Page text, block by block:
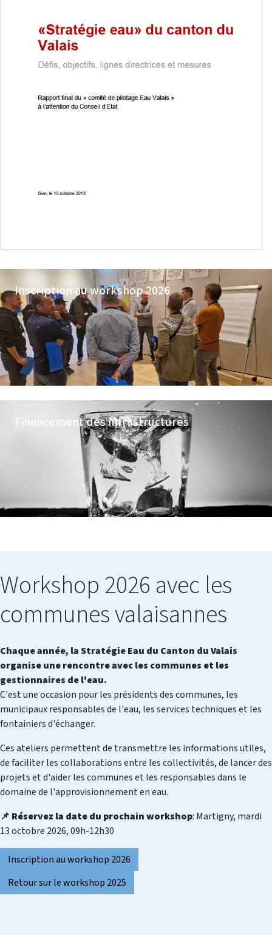
Inscription au workshop 2026
Financement des infrastructures
Workshop 2026 avec les
communes valaisannes
Chaque année, la Stratégie Eau du Canton du Valais
organise une rencontre avec les communes et les
gestionnaires de l'eau.
C'est une occasion pour les présidents des communes, les
municipaux responsables de l'eau, les services techniques et les
fontainiers d'échanger.
Ces ateliers permettent de transmettre les informations utiles,
de faciliter les collaborations entre les collectivités, de lancer des
projets et d'aider les communes et les responsables dans le
domaine de l'approvisionnement en eau.
📌 Réservez la date du prochain workshop: Martigny, mardi
13 octobre 2026, 09h-12h30
Inscription au workshop 2026
Retour sur le workshop 2025